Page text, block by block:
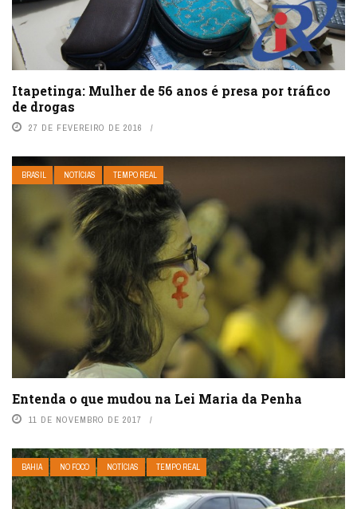
Itapetinga: Mulher de 56 anos é presa por tráfico
de drogas
27 DE FEVEREIRO DE 2016
BRASIL NOTÍCIAS TEMPO REAL
Entenda o que mudou na Lei Maria da Penha
11 DE NOVEMBRO DE 2017
BAHIA NO FOCO NOTÍCIAS TEMPO REAL